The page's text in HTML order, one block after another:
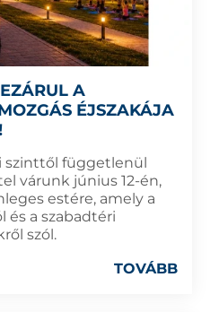
A
ÉJSZAKÁJA
szinttől függetlenül
várunk június 12-én,
estére, amely a
és a szabadtéri
szól.
TOVÁBB